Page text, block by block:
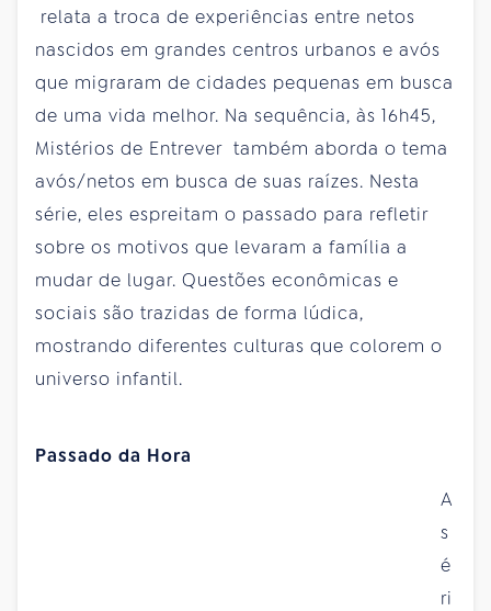
relata a troca de experiências entre netos
nascidos em grandes centros urbanos e avós
que migraram de cidades pequenas em busca
de uma vida melhor. Na sequência, às 16h45,
Mistérios de Entrever também aborda o tema
avós/netos em busca de suas raízes. Nesta
série, eles espreitam o passado para refletir
sobre os motivos que levaram a família a
mudar de lugar. Questões econômicas e
sociais são trazidas de forma lúdica,
mostrando diferentes culturas que colorem o
universo infantil.
Passado da Hora
A
s
é
ri